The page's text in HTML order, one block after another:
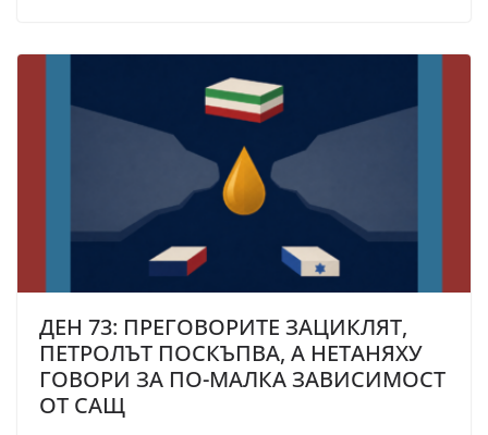
ДЕН 73: ПРЕГОВОРИТЕ ЗАЦИКЛЯТ,
ПЕТРОЛЪТ ПОСКЪПВА, А НЕТАНЯХУ
ГОВОРИ ЗА ПО-МАЛКА ЗАВИСИМОСТ
ОТ САЩ